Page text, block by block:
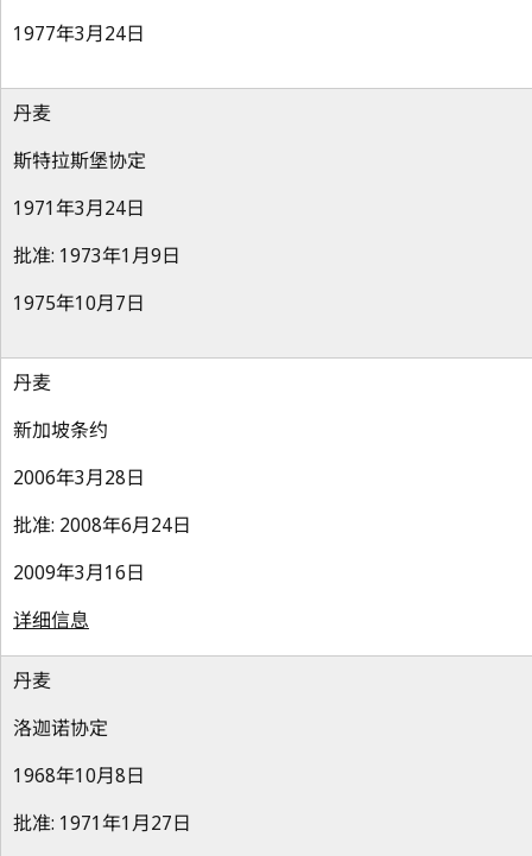
1977年3月24日
丹麦
斯特拉斯堡协定
1971年3月24日
批准: 1973年1月9日
1975年10月7日
丹麦
新加坡条约
2006年3月28日
批准: 2008年6月24日
2009年3月16日
详细信息
丹麦
洛迦诺协定
1968年10月8日
批准: 1971年1月27日